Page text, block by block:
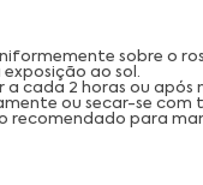
sobre o
ao sol.
a cada 2 horas ou após
ou secar-se com
recomendado para